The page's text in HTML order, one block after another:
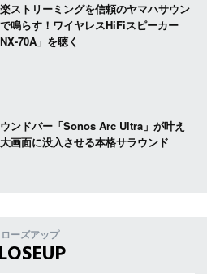
ストリーミングを信頼のヤマハサウン
で鳴らす！ワイヤレスHiFiスピーカー
NX-70A」を聴く
ンドバー「Sonos Arc Ultra」が叶え
画面に没入させる本格サラウンド
ーズアップ